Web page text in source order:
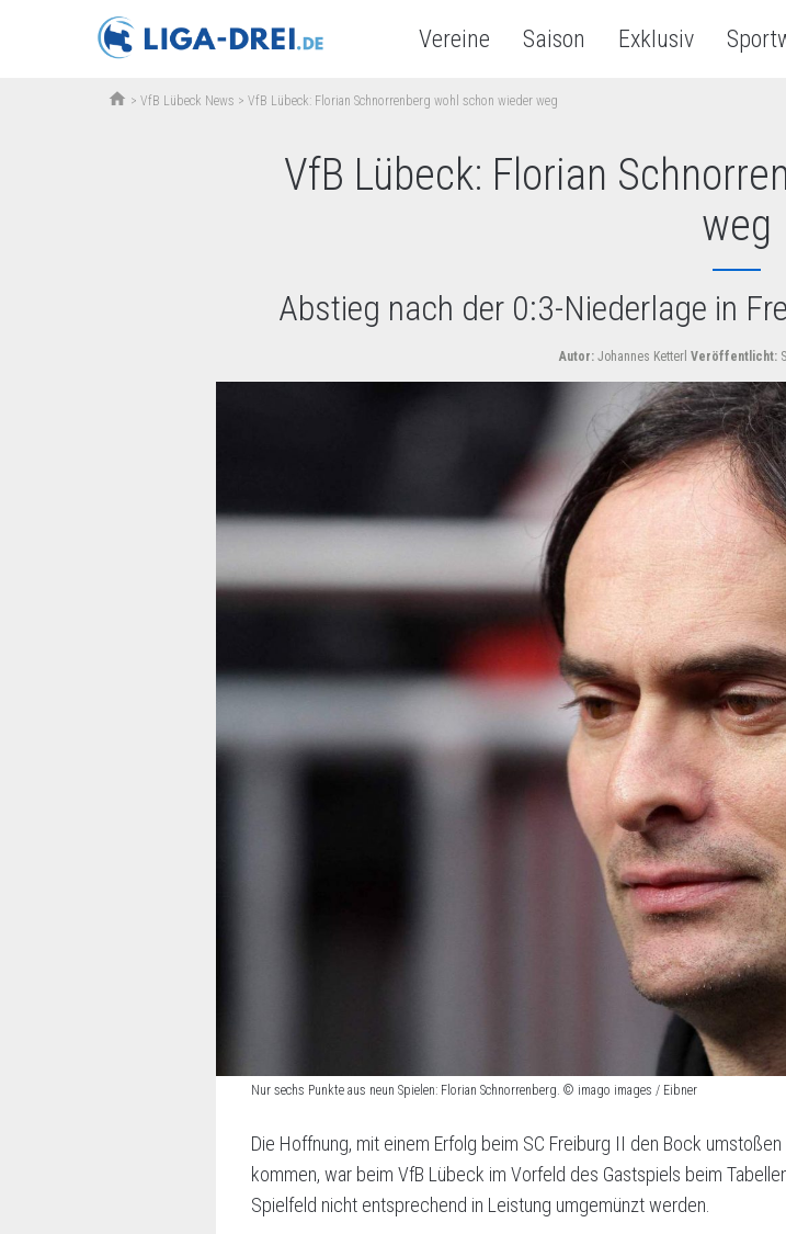
Vereine Saison Exklusiv
home > VfB Lübeck News > VfB Lübeck: Florian Schnorrenberg wohl schon wieder weg
VfB Lübeck: Florian
weg
Abstieg nach der 0:3-Niederlage in
Autor:Johannes Ketterl Veröffentlicht:
Nur sechs Punkte aus neun Spielen: Florian Schnorrenberg. © imago images / Eibner
Die Hoffnung, mit einem Erfolg beim SC Freiburg II den Bock
kommen, war beim VfB Lübeck im Vorfeld des Gastspiels beim
Spielfeld nicht entsprechend in Leistung umgemünzt werden.